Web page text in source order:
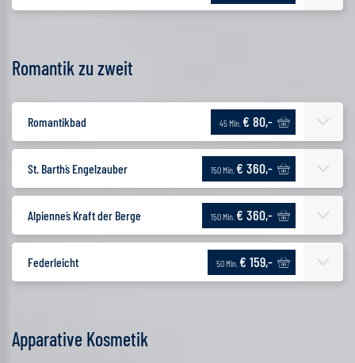
Romantik zu zweit
Romantikbad 45 Min. € 80,-
St. Barth´s Engelzauber 150 Min. € 360,-
Alpienne´s Kraft der Berge 150 Min. € 360,-
Federleicht 50 Min. € 159,-
Apparative Kosmetik